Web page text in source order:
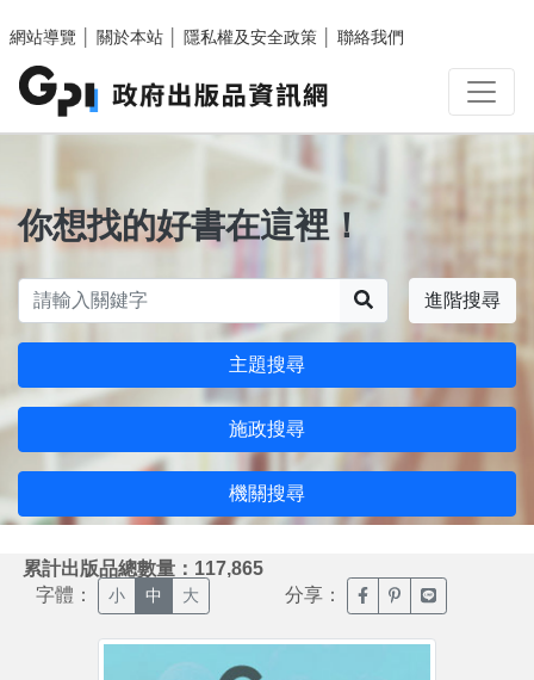
網站導覽
關於本站 隱私權及安全政策 聯絡我們
你想找的好書在這裡！
進階搜尋
主題搜尋
施政搜尋
機關搜尋
累計出版品總數量：117,865
字體： 小 中 大 分享： 臉書分享(另開新視窗)
噗浪分享(另開新
Line分享(另